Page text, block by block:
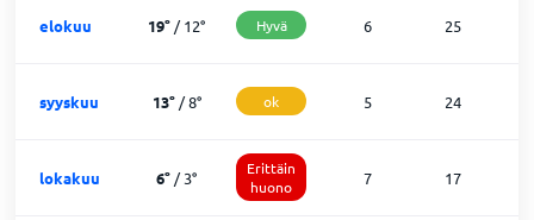
elokuu 19° /12° Hyvä 6 25
syyskuu 13°/8° ok 5 24
lokakuu 6° /3°
Erittäin
huono
7 17